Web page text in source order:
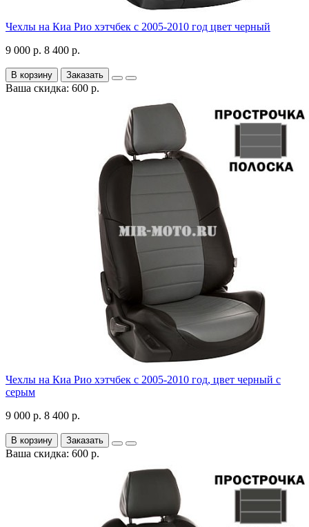
Чехлы на Киа Рио хэтчбек с 2005-2010 год цвет черный
9 000 р. 8 400 р.
В корзину Заказать
Ваша скидка: 600 р.
Чехлы на Киа Рио хэтчбек с 2005-2010 год, цвет черный с
серым
9 000 р. 8 400 р.
В корзину Заказать
Ваша скидка: 600 р.